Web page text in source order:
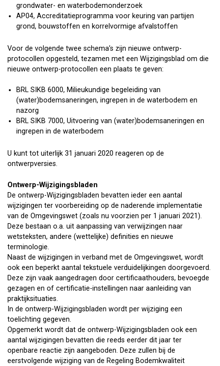
grondwater- en waterbodemonderzoek
AP04, Accreditatieprogramma voor keuring van partijen
grond, bouwstoffen en korrelvormige afvalstoffen
Voor de volgende twee schema’s zijn nieuwe ontwerp-
protocollen opgesteld, tezamen met een Wijzigingsblad om die
nieuwe ontwerp-protocollen een plaats te geven:
BRL SIKB 6000, Milieukundige begeleiding van
(water)bodemsaneringen, ingrepen in de waterbodem en
nazorg
BRL SIKB 7000, Uitvoering van (water)bodemsaneringen en
ingrepen in de waterbodem
U kunt tot uiterlijk 31 januari 2020 reageren op de
ontwerpversies.
Ontwerp-Wijzigingsbladen
De ontwerp-Wijzigingsbladen bevatten ieder een aantal
wijzigingen ter voorbereiding op de naderende implementatie
van de Omgevingswet (zoals nu voorzien per 1 januari 2021).
Deze bestaan o.a. uit aanpassing van verwijzingen naar
wetsteksten, andere (wettelijke) definities en nieuwe
terminologie.
Naast de wijzigingen in verband met de Omgevingswet, wordt
ook een beperkt aantal tekstuele verduidelijkingen doorgevoerd.
Deze zijn vaak aangedragen door certificaathouders, bevoegde
gezagen en of certificatie-instellingen naar aanleiding van
praktijksituaties.
In de ontwerp-Wijzigingsbladen wordt per wijziging een
toelichting gegeven.
Opgemerkt wordt dat de ontwerp-Wijzigingsbladen ook een
aantal wijzigingen bevatten die reeds eerder dit jaar ter
openbare reactie zijn aangeboden. Deze zullen bij de
eerstvolgende wijziging van de Regeling Bodemkwaliteit